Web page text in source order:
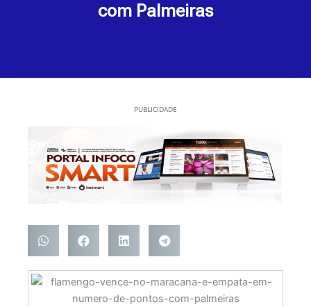
com Palmeiras
PUBLICIDADE